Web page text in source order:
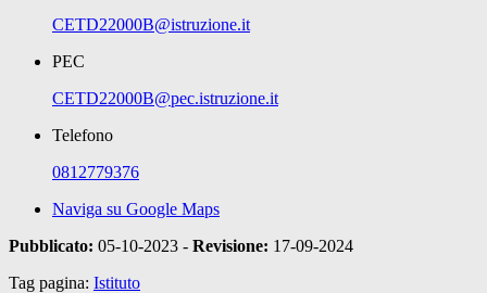
CETD22000B@istruzione.it
PEC
CETD22000B@pec.istruzione.it
Telefono
0812779376
Naviga su Google Maps
Pubblicato: 05-10-2023 - Revisione: 17-09-2024
Tag pagina: Istituto